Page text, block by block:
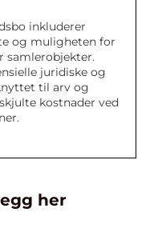
inkluderer
og muligheten for
samlerobjekter.
juridiske og
til arv og
kostnader ved
her